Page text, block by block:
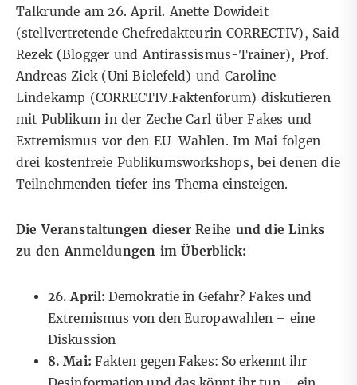
Talkrunde am 26. April. Anette Dowideit
(stellvertretende Chefredakteurin CORRECTIV), Said
Rezek (Blogger und Antirassismus-Trainer), Prof.
Andreas Zick (Uni Bielefeld) und Caroline
Lindekamp (CORRECTIV.Faktenforum) diskutieren
mit Publikum in der Zeche Carl über Fakes und
Extremismus vor den EU-Wahlen. Im Mai folgen
drei kostenfreie Publikumsworkshops, bei denen die
Teilnehmenden tiefer ins Thema einsteigen.
Die Veranstaltungen dieser Reihe und die Links
zu den Anmeldungen im Überblick:
26. April: Demokratie in Gefahr? Fakes und
Extremismus von den Europawahlen – eine
Diskussion
8. Mai: Fakten gegen Fakes: So erkennt ihr